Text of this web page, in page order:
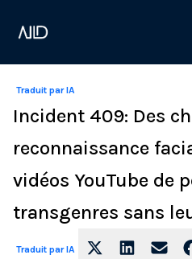
Traduit par IA
Incident 409: Des
reconnaissance
vidéos YouTube de
transgenres sans
Traduit par IA